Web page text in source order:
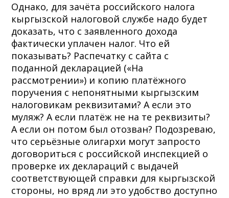
Однако, для зачёта российского налога
кыргызской налоговой службе надо будет
доказать, что с заявленного дохода
фактически уплачен налог. Что ей
показывать? Распечатку с сайта с
поданной декларацией («На
рассмотрении») и копию платёжного
поручения с непонятными кыргызским
налоговикам реквизитами? А если это
муляж? А если платёж не на те реквизиты?
А если он потом был отозван? Подозреваю,
что серьёзные олигархи могут запросто
договориться с российской инспекцией о
проверке их деклараций с выдачей
соответствующей справки для кыргызской
стороны, но вряд ли это удобство доступно